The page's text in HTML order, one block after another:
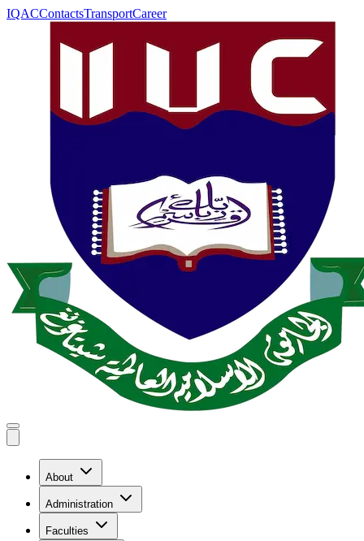
IQACContactsTransportCareer
About
Administration
Faculties